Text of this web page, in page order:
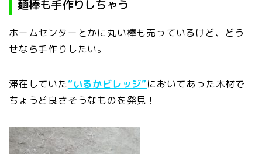
麺棒も手作りしちゃう
ホームセンターとかに丸い棒も売っているけど、どう
せなら手作りしたい。
滞在していた“いるかビレッジ”においてあった木材で
ちょうど良さそうなものを発見！